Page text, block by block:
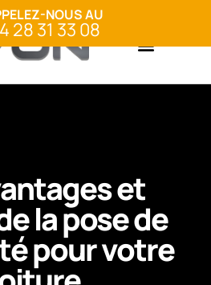
et
la pose de
pour votre
NOUS AU
28 31 33 08